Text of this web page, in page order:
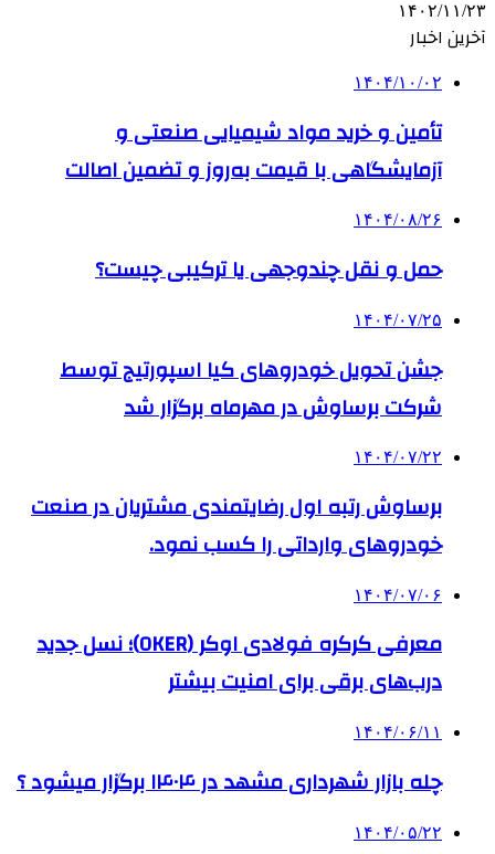
۱۴۰۲/۱۱/۲۳
آخرین اخبار
۱۴۰۴/۱۰/۰۲
تأمین و خرید مواد شیمیایی صنعتی و
آزمایشگاهی با قیمت به‌روز و تضمین اصالت
۱۴۰۴/۰۸/۲۶
حمل و نقل چندوجهی یا ترکیبی چیست؟
۱۴۰۴/۰۷/۲۵
جشن تحویل خودروهای کیا اسپورتیج توسط
شرکت برساوش در مهرماه برگزار شد
۱۴۰۴/۰۷/۲۲
برساوش رتبه اول رضایتمندی مشتریان در صنعت
خودروهای وارداتی را کسب نمود.
۱۴۰۴/۰۷/۰۶
معرفی کرکره فولادی اوکر (OKER)؛ نسل جدید
درب‌های برقی برای امنیت بیشتر
۱۴۰۴/۰۶/۱۱
چله بازار شهرداری مشهد در ۱۴۰۴ برگزار میشود ؟
۱۴۰۴/۰۵/۲۲